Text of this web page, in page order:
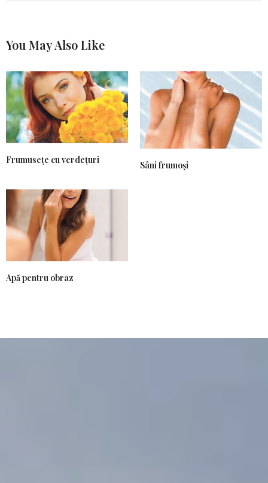
You May Also Like
Frumusețe cu verdețuri Sâni frumoși
Apă pentru obraz